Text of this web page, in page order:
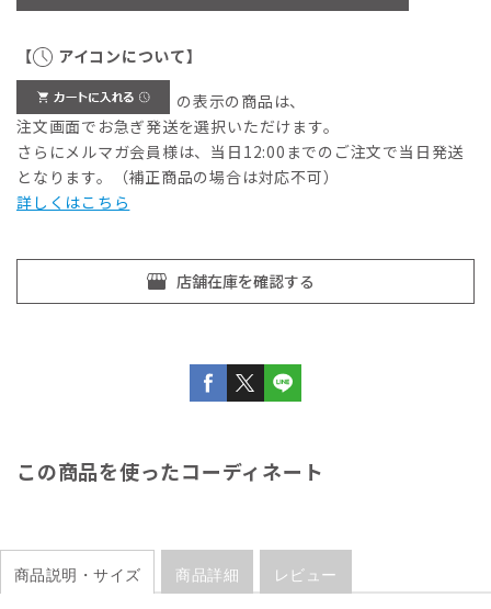
【 アイコンについて】
の表示の商品は、
注文画面でお急ぎ発送を選択いただけます。
さらにメルマガ会員様は、当日12:00までのご注文で当日発送
となります。（補正商品の場合は対応不可）
詳しくはこちら
この商品を使ったコーディネート
商品説明・サイズ 商品詳細 レビュー